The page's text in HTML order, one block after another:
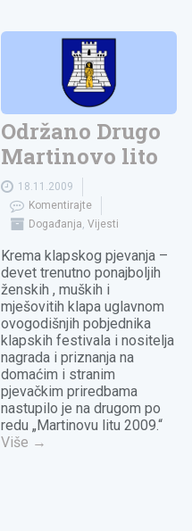
Održano Drugo
Martinovo lito
18.11.2009
Komentirajte
Događanja ,Vijesti
Krema klapskog pjevanja –
devet trenutno ponajboljih
ženskih , muških i
mješovitih klapa uglavnom
ovogodišnjih pobjednika
klapskih festivala i nositelja
nagrada i priznanja na
domaćim i stranim
pjevačkim priredbama
nastupilo je na drugom po
redu „Martinovu litu 2009.“
Više →